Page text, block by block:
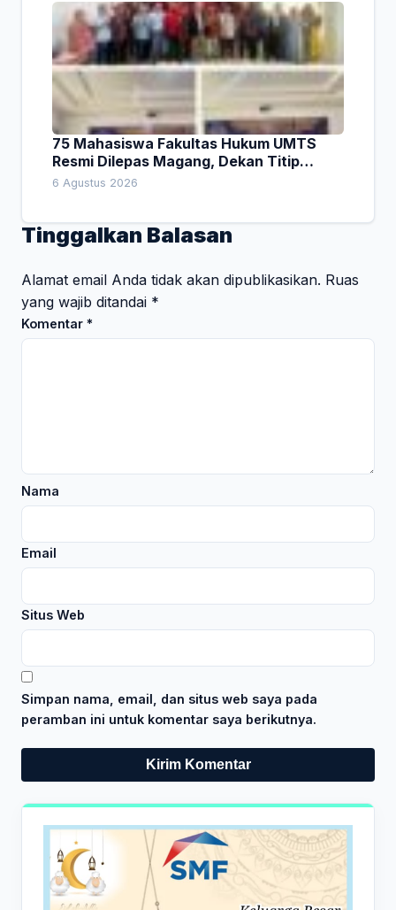
75 Mahasiswa Fakultas Hukum UMTS
Resmi Dilepas Magang, Dekan Titip
Empat Pesan Penting
6 Agustus 2026
Tinggalkan Balasan
Alamat email Anda tidak akan dipublikasikan. Ruas
yang wajib ditandai *
Komentar *
Nama
Email
Situs Web
Simpan nama, email, dan situs web saya pada
peramban ini untuk komentar saya berikutnya.